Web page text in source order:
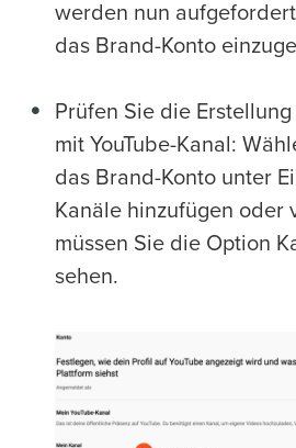
werden nun
das Brand-Konto
Prüfen Sie die
mit YouTube-Kanal:
das Brand-Konto unter
Kanäle hinzufügen oder
müssen Sie die Option
sehen.